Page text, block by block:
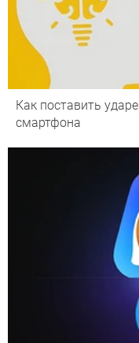
Как поставить
смартфона